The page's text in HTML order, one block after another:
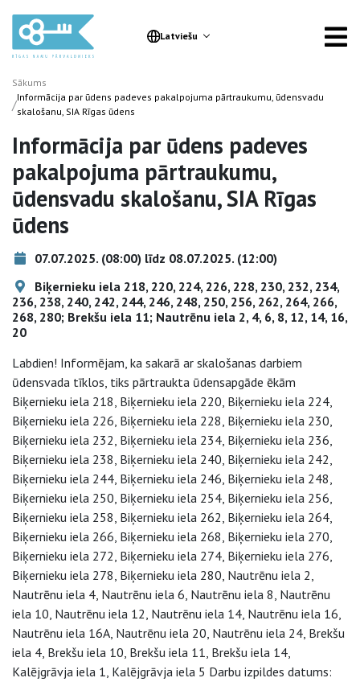
Latviešu
Sākums
/Informācija par ūdens padeves pakalpojuma pārtraukumu, ūdensvadu
skalošanu, SIA Rīgas ūdens
Informācija par ūdens padeves
pakalpojuma pārtraukumu,
ūdensvadu skalošanu, SIA Rīgas
ūdens
07.07.2025. (08:00) līdz 08.07.2025. (12:00)
Biķernieku iela 218, 220, 224, 226, 228, 230, 232, 234,
236, 238, 240, 242, 244, 246, 248, 250, 256, 262, 264, 266,
268, 280; Brekšu iela 11; Nautrēnu iela 2, 4, 6, 8, 12, 14, 16,
20
Labdien! Informējam, ka sakarā ar skalošanas darbiem
ūdensvada tīklos, tiks pārtraukta ūdensapgāde ēkām
Biķernieku iela 218, Biķernieku iela 220, Biķernieku iela 224,
Biķernieku iela 226, Biķernieku iela 228, Biķernieku iela 230,
Biķernieku iela 232, Biķernieku iela 234, Biķernieku iela 236,
Biķernieku iela 238, Biķernieku iela 240, Biķernieku iela 242,
Biķernieku iela 244, Biķernieku iela 246, Biķernieku iela 248,
Biķernieku iela 250, Biķernieku iela 254, Biķernieku iela 256,
Biķernieku iela 258, Biķernieku iela 262, Biķernieku iela 264,
Biķernieku iela 266, Biķernieku iela 268, Biķernieku iela 270,
Biķernieku iela 272, Biķernieku iela 274, Biķernieku iela 276,
Biķernieku iela 278, Biķernieku iela 280, Nautrēnu iela 2,
Nautrēnu iela 4, Nautrēnu iela 6, Nautrēnu iela 8, Nautrēnu
iela 10, Nautrēnu iela 12, Nautrēnu iela 14, Nautrēnu iela 16,
Nautrēnu iela 16A, Nautrēnu iela 20, Nautrēnu iela 24, Brekšu
iela 4, Brekšu iela 10, Brekšu iela 11, Brekšu iela 14,
Kalējgrāvja iela 1, Kalējgrāvja iela 5 Darbu izpildes datums: